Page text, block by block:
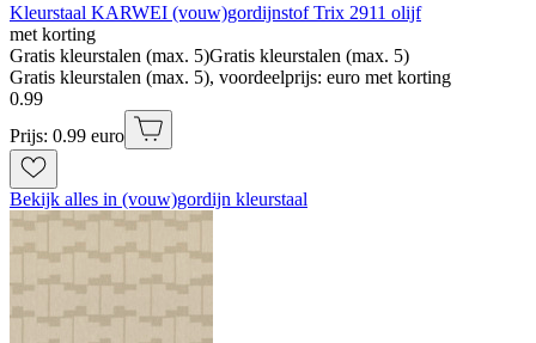
Kleurstaal KARWEI (vouw)gordijnstof Trix 2911 olijf
met korting
Gratis kleurstalen (max. 5)Gratis kleurstalen (max. 5)
Gratis kleurstalen (max. 5), voordeelprijs: euro met korting
0.99
Prijs: 0.99 euro
Bekijk alles in (vouw)gordijn kleurstaal